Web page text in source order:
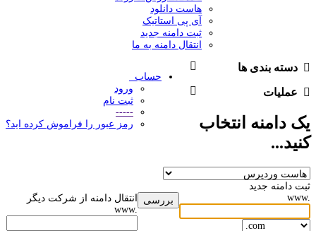
هاست دانلود
آی پی استاتیک
ثبت دامنه جدید
انتقال دامنه به ما
حساب
ورود
ثبت نام
-----
رمز عبور را فراموش کرده اید؟
دسته بندی ها
عملیات
یک دامنه انتخاب
کنید...
ثبت دامنه جدید
www.
بررسی
انتقال دامنه از شرکت دیگر
www.